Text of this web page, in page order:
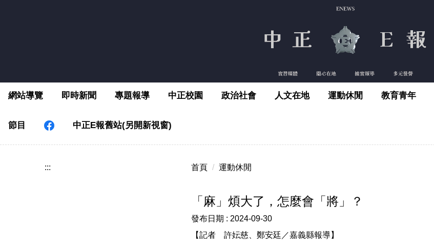
區
網站導覽 即時新聞 專題報導 中正校園 政治社會 人文在地 運動休閒 教育青年
節目 中正E報舊站(另開新視窗)
::: 首頁 運動休閒
「麻」煩大了，怎麼會「將」？
發布日期 : 2024-09-30
【記者 許妘慈、鄭安廷／嘉義縣報導】